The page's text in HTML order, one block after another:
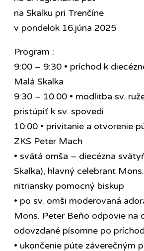
na Skalku pri Trenčíne
v pondelok 16.júna 2025
Program :
9:00 – 9:30 • príchod k
Malá Skalka
9:30 – 10.00 • modlitba sv.
pristúpiť k sv. spovedi
10:00 • privítanie a otvorenie
ZKS Peter Mach
• svätá omša – diecézna
Skalka), hlavný celebrant
nitriansky pomocný biskup
• po sv. omši moderovaná
Mons. Peter Beňo odpovie na
odovzdané písomne po
• ukončenie púte záverečným